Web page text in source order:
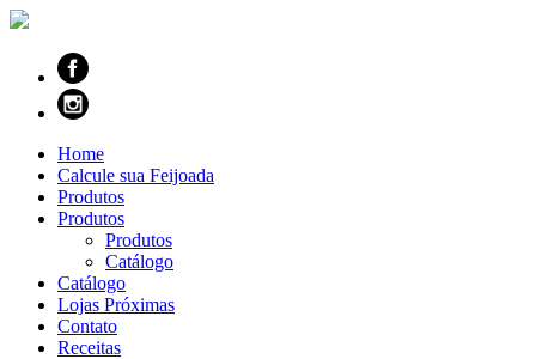
Home
Calcule sua Feijoada
Produtos
Produtos
Produtos
Catálogo
Catálogo
Lojas Próximas
Contato
Receitas